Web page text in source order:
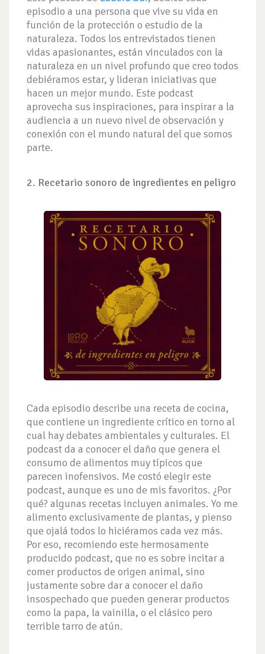
episodio a una persona que vive su vida en
función de la protección o estudio de la
naturaleza. Todos los entrevistados tienen
vidas apasionantes, están vinculados con la
naturaleza en un nivel profundo que creo todos
debiéramos estar, y lideran iniciativas que
hacen un mejor mundo. Este podcast
aprovecha sus inspiraciones, para inspirar a la
audiencia a un nuevo nivel de observación y
conexión con el mundo natural del que somos
parte.
2. Recetario sonoro de ingredientes en peligro
Cada episodio describe una receta de cocina,
que contiene un ingrediente crítico en torno al
cual hay debates ambientales y culturales. El
podcast da a conocer el daño que genera el
consumo de alimentos muy típicos que
parecen inofensivos. Me costó elegir este
podcast, aunque es uno de mis favoritos. ¿Por
qué? algunas recetas incluyen animales. Yo me
alimento exclusivamente de plantas, y pienso
que ojalá todos lo hiciéramos cada vez más.
Por eso, recomiendo este hermosamente
producido podcast, que no es sobre incitar a
comer productos de origen animal, sino
justamente sobre dar a conocer el daño
insospechado que pueden generar productos
como la papa, la vainilla, o el clásico pero
terrible tarro de atún.